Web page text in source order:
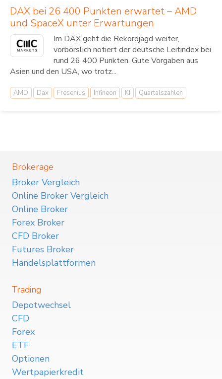
DAX bei 26 400 Punkten erwartet – AMD
und SpaceX unter Erwartungen
Im DAX geht die Rekordjagd weiter,
vorbörslich notiert der deutsche Leitindex bei
rund 26 400 Punkten. Gute Vorgaben aus
Asien und den USA, wo trotz...
AMD Dax Fresenius Infineon KI Quartalszahlen
Brokerage
Broker Vergleich
Online Broker Vergleich
Online Broker
Forex Broker
CFD Broker
Futures Broker
Handelsplattformen
Trading
Depotwechsel
CFD
Forex
ETF
Optionen
Wertpapierkredit